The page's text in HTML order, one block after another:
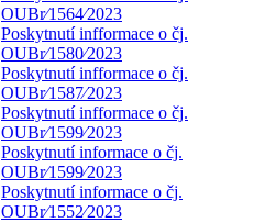
OUBr⁄1564⁄2023
Poskytnutí infformace o čj.
OUBr⁄1580⁄2023
Poskytnutí infformace o čj.
OUBr⁄1587⁄2023
Poskytnutí infformace o čj.
OUBr⁄1599⁄2023
Poskytnutí informace o čj.
OUBr⁄1599⁄2023
Poskytnutí informace o čj.
OUBr⁄1552⁄2023